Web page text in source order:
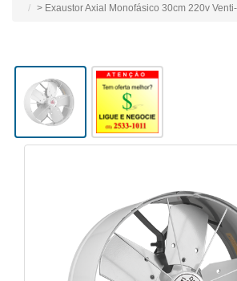
> Exaustor Axial Monofásico 30cm 220v